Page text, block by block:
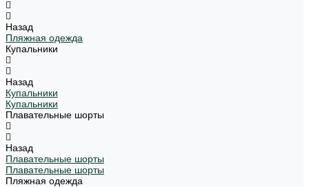
Назад
Пляжная одежда
Купальники
Назад
Купальники
Купальники
Плавательные шорты
Назад
Плавательные шорты
Плавательные шорты
Пляжная одежда